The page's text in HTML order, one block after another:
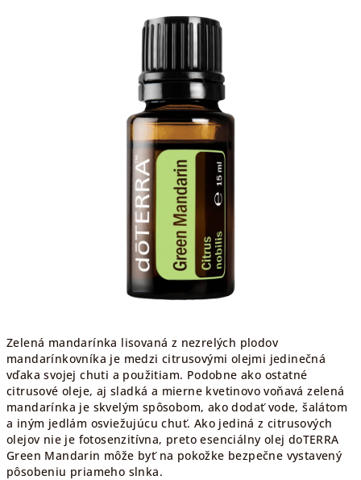
Zelená mandarínka lisovaná z nezrelých plodov
mandarínkovníka je medzi citrusovými olejmi jedinečná
vďaka svojej chuti a použitiam. Podobne ako ostatné
citrusové oleje, aj sladká a mierne kvetinovo voňavá zelená
mandarínka je skvelým spôsobom, ako dodať vode, šalátom
a iným jedlám osviežujúcu chuť. Ako jediná z citrusových
olejov nie je fotosenzitívna, preto esenciálny olej doTERRA
Green Mandarin môže byť na pokožke bezpečne vystavený
pôsobeniu priameho slnka.